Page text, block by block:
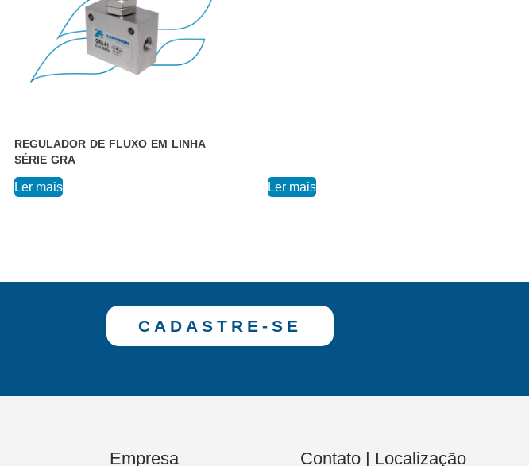
REGULADOR DE FLUXO EM LINHA
SÉRIE GRA
Ler mais Ler mais
CADASTRE-SE
Empresa Contato | Localização